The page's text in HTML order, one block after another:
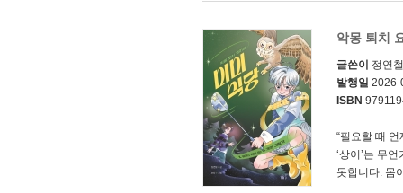
악몽 퇴치
글쓴이 정연
발행일
ISBN
“필요할 때
‘상이’는 무
못합니다. 몸